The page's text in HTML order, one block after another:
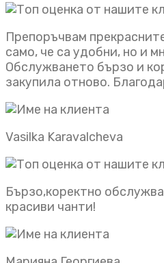
Препоръчвам
само, че са удобни, но и
Обслужването бързо и
закупила отново.
Vasilka Karavalcheva
Бързо,коректно
красиви чанти!